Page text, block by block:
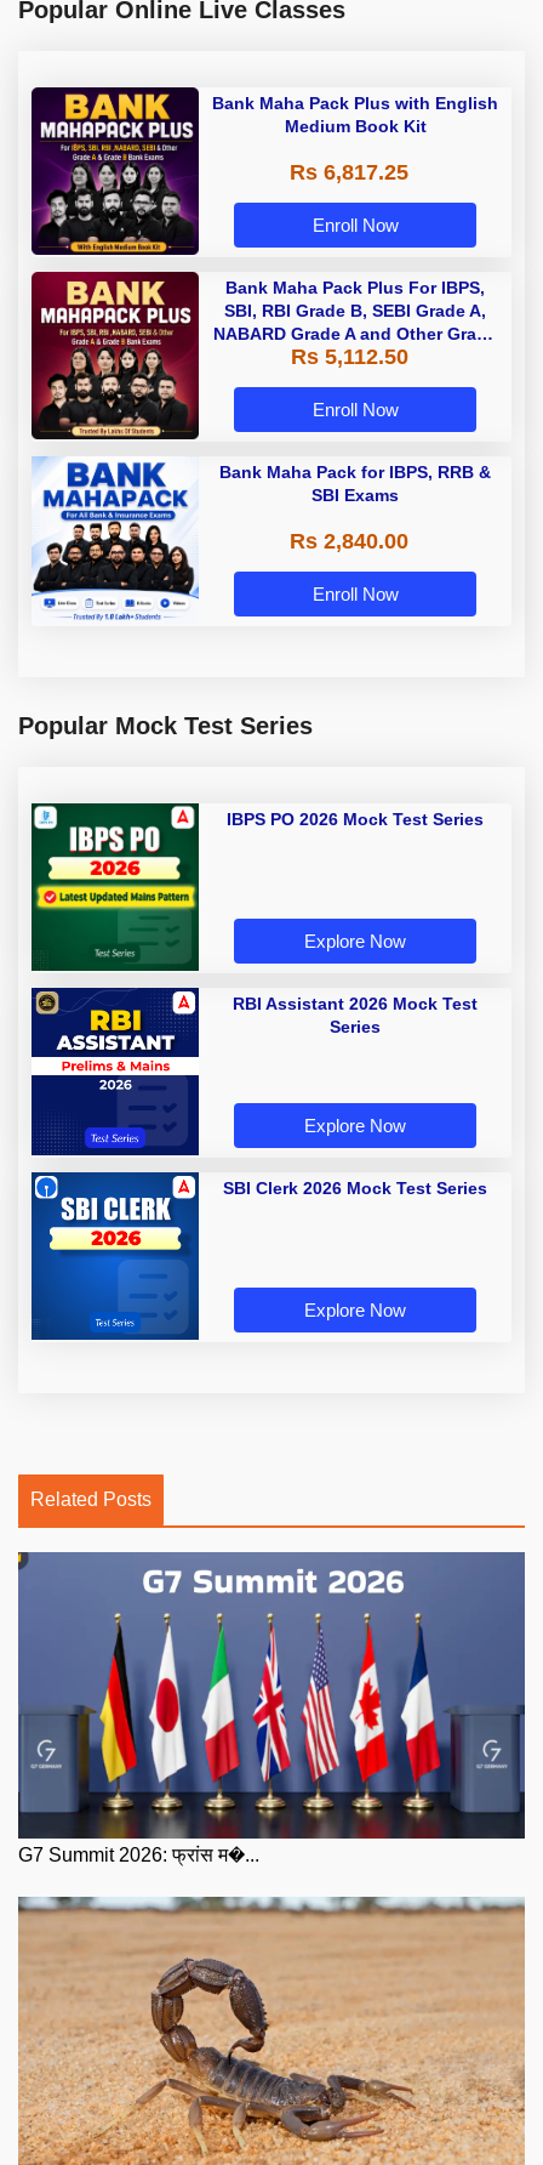
Popular Online Live Classes
Bank Maha Pack Plus with English
Medium Book Kit
Rs 6,817.25
Enroll Now
Bank Maha Pack Plus For IBPS,
SBI, RBI Grade B, SEBI Grade A,
NABARD Grade A and Other Grade
A & Grade B Bank Exams
Rs 5,112.50
Enroll Now
Bank Maha Pack for IBPS, RRB &
SBI Exams
Rs 2,840.00
Enroll Now
Popular Mock Test Series
IBPS PO 2026 Mock Test Series
Explore Now
RBI Assistant 2026 Mock Test
Series
Explore Now
SBI Clerk 2026 Mock Test Series
Explore Now
Related Posts
G7 Summit 2026: फ्रांस म�...